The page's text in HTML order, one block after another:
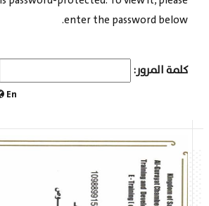
En
enter the password below.
كلمة المرور: